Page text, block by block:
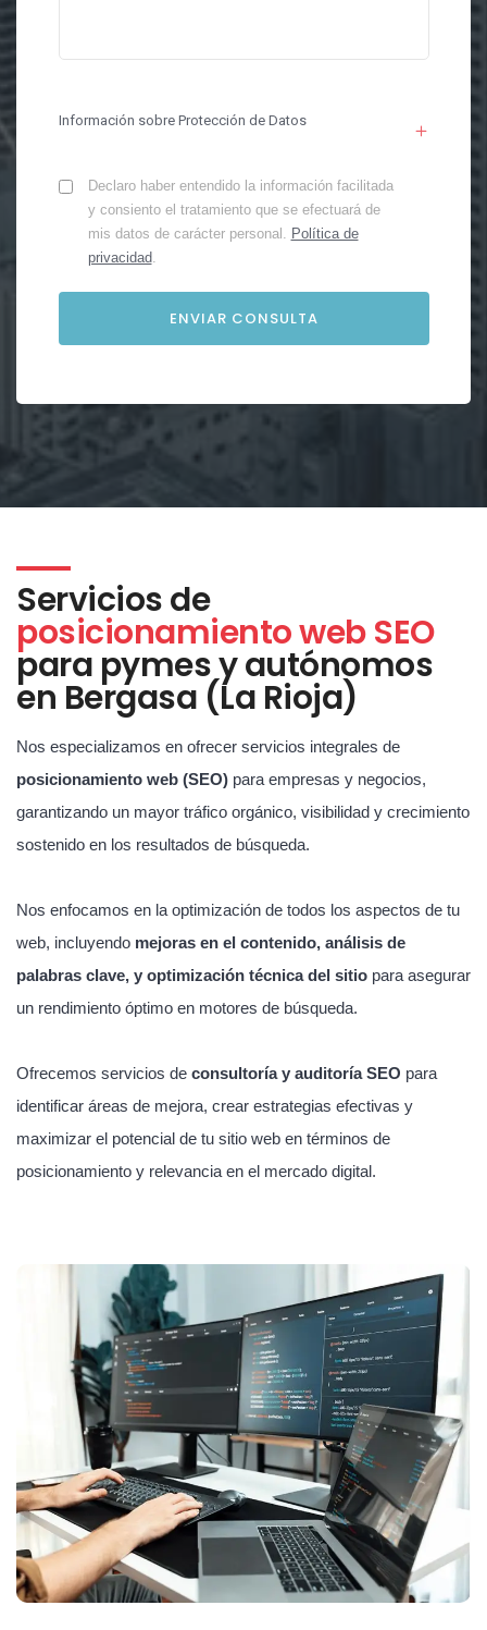
Información sobre Protección de Datos
Declaro haber entendido la información facilitada
y consiento el tratamiento que se efectuará de
mis datos de carácter personal. Política de
privacidad.
Servicios de
posicionamiento web SEO
para pymes y autónomos
en Bergasa (La Rioja)
Nos especializamos en ofrecer servicios integrales de
posicionamiento web (SEO) para empresas y negocios,
garantizando un mayor tráfico orgánico, visibilidad y crecimiento
sostenido en los resultados de búsqueda.
Nos enfocamos en la optimización de todos los aspectos de tu
web, incluyendo mejoras en el contenido, análisis de
palabras clave, y optimización técnica del sitio para asegurar
un rendimiento óptimo en motores de búsqueda.
Ofrecemos servicios de consultoría y auditoría SEO para
identificar áreas de mejora, crear estrategias efectivas y
maximizar el potencial de tu sitio web en términos de
posicionamiento y relevancia en el mercado digital.